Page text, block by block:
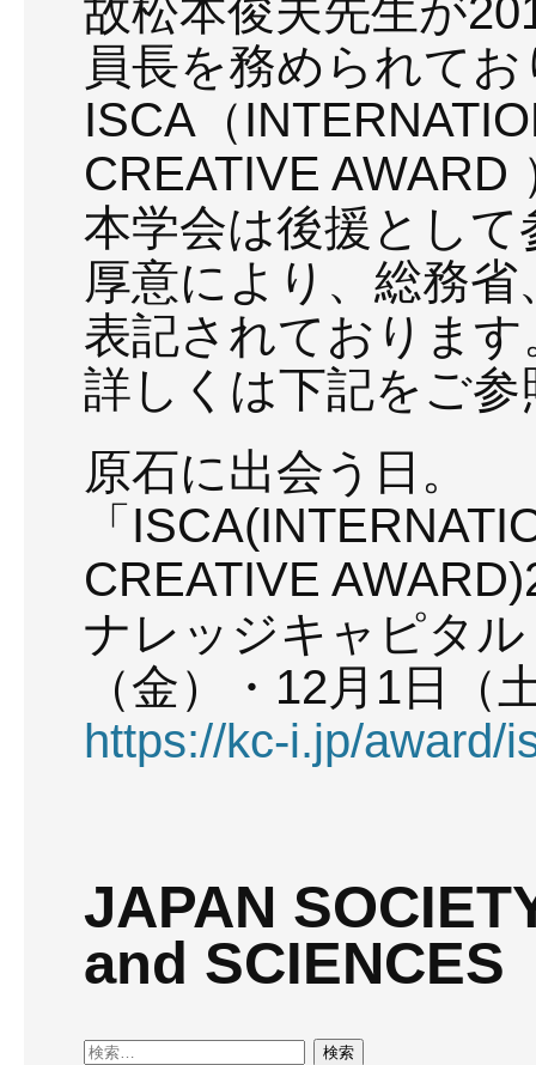
故松本俊夫先生が
員長を務められて
ISCA（
CREATIVE
本学会は後援とし
厚意により、総務
表記されております
詳しくは下記をご
原石に出会う日。
「
CREATIVE
ナレッジキャピタ
（金）・12月1日（
https://kc-i.jp/award/
JAPAN
and SCIENCES
検